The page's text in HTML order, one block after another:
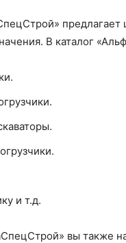
предлагает
В каталог
и т.д.
вы также